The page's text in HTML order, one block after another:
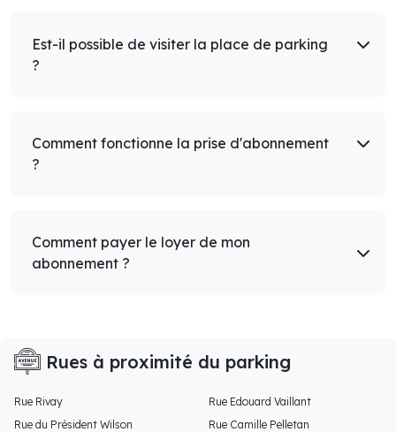
Est-il possible de visiter la place de parking
?
Comment fonctionne la prise d'abonnement
?
Comment payer le loyer de mon
abonnement ?
Rues à proximité du parking
Rue Rivay
Rue Edouard Vaillant
Rue du Président Wilson
Rue Camille Pelletan